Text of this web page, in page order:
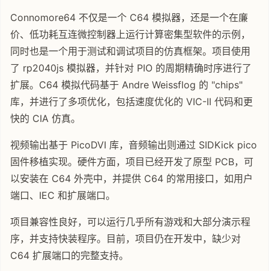
Connomore64 不仅是一个 C64 模拟器，还是一个在廉
价、低功耗互连微控制器上运行计算密集型软件的示例，
同时也是一个用于测试和调试项目的仿真框架。项目使用
了 rp2040js 模拟器，并针对 PIO 的周期精确时序进行了
扩展。C64 模拟代码基于 Andre Weissflog 的 "chips"
库，并进行了多项优化，包括速度优化的 VIC-II 代码和更
快的 CIA 仿真。
视频输出基于 PicoDVI 库，音频输出则通过 SIDKick pico
固件移植实现。硬件方面，项目已经开发了原型 PCB，可
以安装在 C64 外壳中，并提供 C64 的常用接口，如用户
端口、IEC 和扩展端口。
项目兼容性良好，可以运行几乎所有游戏和大部分演示程
序，并支持快装程序。目前，项目仍在开发中，缺少对
C64 扩展端口的完整支持。